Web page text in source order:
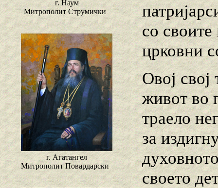
г. Наум
Митрополит Струмички
г. Агатангел
Митрополит Повардарски
со
црковни
Овој свој
живот во
траело
за
своето